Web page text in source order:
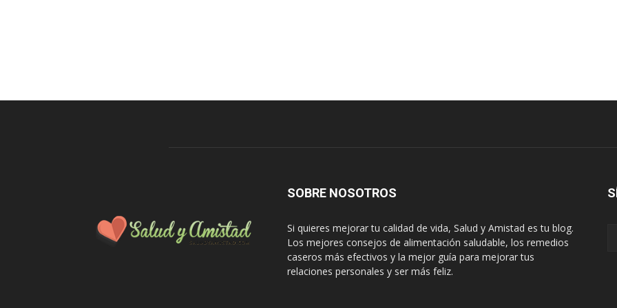
SOBRE NOSOTROS
Si quieres mejorar tu calidad de vida, Salud y Amistad es tu blog.
Los mejores consejos de alimentación saludable, los remedios
caseros más efectivos y la mejor guía para mejorar tus
relaciones personales y ser más feliz.